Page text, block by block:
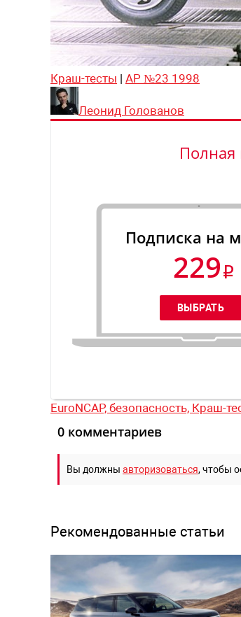
Краш-тесты | АР №23 1998
Леонид Голованов
Полная
Подписка на
229
EuroNCAP, безопасность, Краш-
0 комментариев
Вы должны авторизоваться, чтобы
Рекомендованные статьи